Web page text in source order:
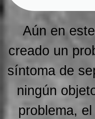
Aún en
creado un
síntoma de
ningún
problema,